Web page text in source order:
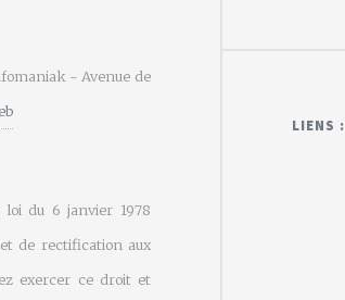
- Avenue de
du 6 janvier 1978
de rectification aux
exercer ce droit et
LIENS :